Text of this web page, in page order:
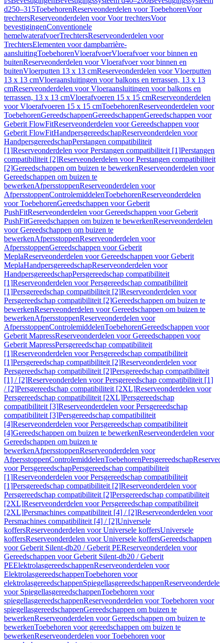
d250–315ToebehorenReserveonderdelen voor ToebehorenVoor
trechtersReserveonderdelen voor Voor trechtersVoor
bevestigingenConventionele
hemelwaterafvoerTrechtersReserveonderdelen voor
TrechtersElementen voor dampbarrière-
aansluitingToebehorenVloerafvoerVloerafvoer voor binnen en
buitenReserveonderdelen voor Vloerafvoer voor binnen en
buitenVloerputten 13 x 13 cmReserveonderdelen voor Vloerputten
13 x 13 cmVloeraansluitingen voor balkons en terrassen, 13 x 13
cmReserveonderdelen voor Vloeraansluitingen voor balkons en
terrassen, 13 x 13 cmVloerafvoeren 15 x 15 cmReserveonderdelen
voor Vloerafvoeren 15 x 15 cmToebehorenReserveonderdelen voor
ToebehorenGereedschappenGereedschappenGereedschappen voor
Geberit FlowFitReserveonderdelen voor Gereedschappen voor
Geberit FlowFitHandpersgereedschapReserveonderdelen voor
HandpersgereedschapPerstangen compatibiliteit
[1]Reserveonderdelen voor Perstangen compatibiliteit [1]Perstangen
compatibiliteit [2]Reserveonderdelen voor Perstangen compatibiliteit
[2]Gereedschappen om buizen te bewerkenReserveonderdelen voor
Gereedschappen om buizen te
bewerkenAfpersstoppenReserveonderdelen voor
AfpersstoppenControlemiddelenToebehorenReserveonderdelen
voor ToebehorenGereedschappen voor Geberit
PushFitReserveonderdelen voor Gereedschappen voor Geberit
PushFitGereedschappen om buizen te bewerkenReserveonderdelen
voor Gereedschappen om buizen te
bewerkenAfpersstoppenReserveonderdelen voor
AfpersstoppenGereedschappen voor Geberit
MeplaReserveonderdelen voor Gereedschappen voor Geberit
MeplaHandpersgereedschapReserveonderdelen voor
HandpersgereedschapPersgereedschap compatibiliteit
[1]Reserveonderdelen voor Persgereedschap compatibiliteit
[1]Persgereedschap compatibiliteit [2]Reserveonderdelen voor
Persgereedschap compatibiliteit [2]Gereedschappen om buizen te
bewerkenReserveonderdelen voor Gereedschappen om buizen te
bewerkenAfpersstoppenReserveonderdelen voor
AfpersstoppenControlemiddelenToebehorenGereedschappen voor
Geberit MapressReserveonderdelen voor Gereedschappen voor
Geberit MapressPersgereedschap compatibiliteit
[1]Reserveonderdelen voor Persgereedschap compatibiliteit
[1]Persgereedschap compatibiliteit [2]Reserveonderdelen voor
Persgereedschap compatibiliteit [2]Persgereedschap compatibiliteit
[1] / [2]Reserveonderdelen voor Persgereedschap compatibiliteit [1]
/ [2]Persgereedschap compatibiliteit [2XL]Reserveonderdelen voor
Persgereedschap compatibiliteit [2XL]Persgereedschap
compatibiliteit [3]Reserveonderdelen voor Persgereedschap
compatibiliteit [3]Persgereedschap compatibiliteit
[4]Reserveonderdelen voor Persgereedschap compatibiliteit
[4]Gereedschappen om buizen te bewerkenReserveonderdelen voor
Gereedschappen om buizen te
bewerkenAfpersstoppenReserveonderdelen voor
AfpersstoppenControlemiddelenToebehorenPersgereedschap
voor PersgereedschapPersgereedschap compatibiliteit
[1]Reserveonderdelen voor Persgereedschap compatibiliteit
[1]Persgereedschap compatibiliteit [2]Reserveonderdelen voor
Persgereedschap compatibiliteit [2]Persgereedschap compatibiliteit
[2XL]Reserveonderdelen voor Persgereedschap compatibiliteit
[2XL]Persmachines compatibiliteit [4] / [2]Reserveonderdelen voor
Persmachines compatibiliteit [4] / [2]Universele
koffersReserveonderdelen voor Universele koffersUniversele
koffersReserveonderdelen voor Universele koffersGereedschappen
voor Geberit Silent-db20 / Geberit PEReserveonderdelen voor
Gereedschappen voor Geberit Silent-db20 / Geberit
PEElektrolasgereedschappenReserveonderdelen voor
ElektrolasgereedschappenToebehoren voor
elektrolasgereedschappenSpiegellasgereedschappen
voor SpiegellasgereedschappenToebehoren voor
spiegellasgereedschappenReserveonderdelen voor Toebehoren voor
spiegellasgereedschappenGereedschappen om buizen te
bewerkenReserveonderdelen voor Gereedschappen om buizen te
bewerkenToebehoren voor gereedschappen om buizen te
bewerkenReserveonderdelen voor Toebehoren voor